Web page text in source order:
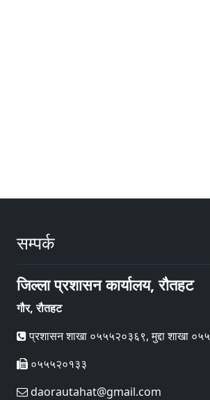
सम्पर्क
जिल्ला प्रशासन कार्यालय, रौतहट
गौर, रौतहट
प्रशासन शाखा ०५५५२०३६९, मुद्दा शाखा
०५५५२०१३३
daorautahat@gmail.com